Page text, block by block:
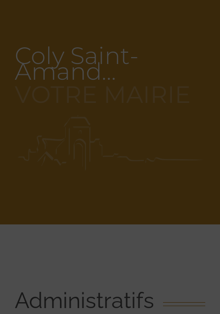
Coly Saint-
Amand…
Administratifs